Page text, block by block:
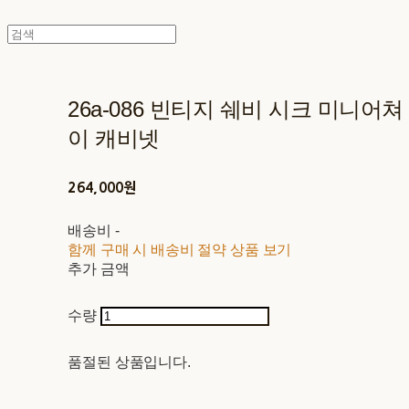
26a-086 빈티지 쉐비 시크 미니어쳐
이 캐비넷
264,000원
배송비 -
함께 구매 시 배송비 절약 상품 보기
추가 금액
수량
품절된 상품입니다.